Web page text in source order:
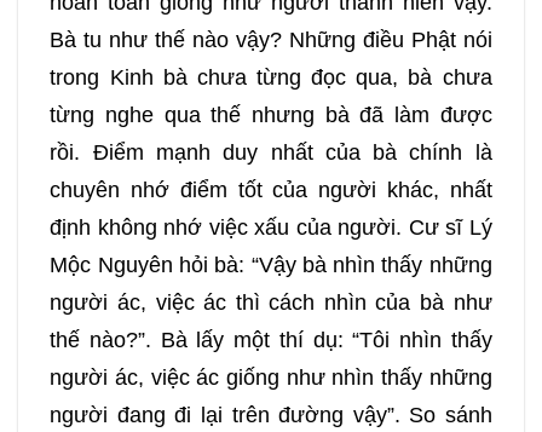
Bà tu như thế nào vậy? Những điều Phật nói
trong Kinh bà chưa từng đọc qua, bà chưa
từng nghe qua thế nhưng bà đã làm được
rồi. Điểm mạnh duy nhất của bà chính là
chuyên nhớ điểm tốt của người khác, nhất
định không nhớ việc xấu của người. Cư sĩ Lý
Mộc Nguyên hỏi bà: “Vậy bà nhìn thấy những
người ác, việc ác thì cách nhìn của bà như
thế nào?”. Bà lấy một thí dụ: “Tôi nhìn thấy
người ác, việc ác giống như nhìn thấy những
người đang đi lại trên đường vậy”. So sánh